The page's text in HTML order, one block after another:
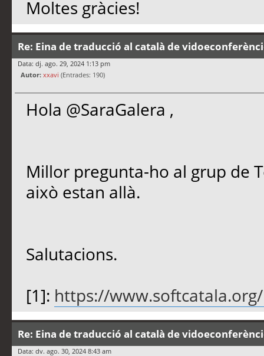
Moltes gràcies!
Re: Eina de traducció al català de
Data: dj. ago. 29, 2024 1:13 pm
Autor: xxavi (Entrades: 190)
Hola @SaraGalera ,
Millor pregunta-ho al grup de
això estan allà.
Salutacions.
[1]: https://
Re: Eina de traducció al català de
Data: dv. ago. 30, 2024 8:43 am